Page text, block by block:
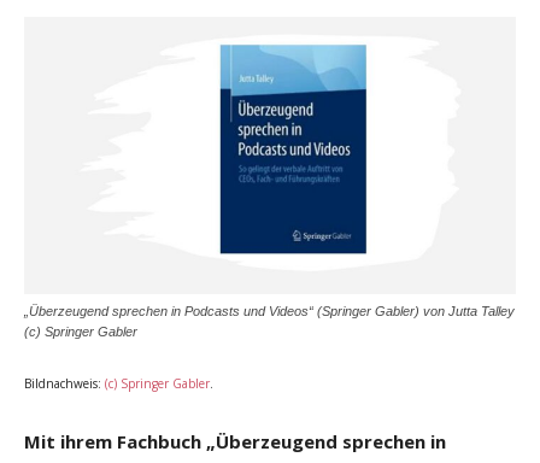
„Überzeugend sprechen in Podcasts und Videos“ (Springer Gabler) von Jutta Talley
(c) Springer Gabler
Bildnachweis: (c) Springer Gabler
Mit ihrem Fachbuch „Überzeugend sprechen in